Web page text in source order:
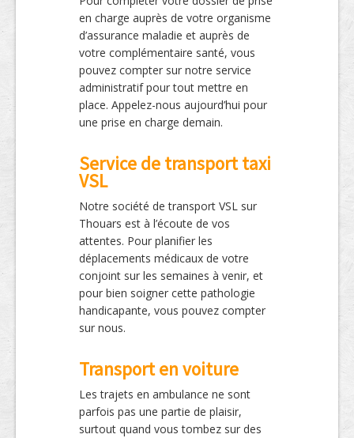
en charge auprès de votre organisme
d’assurance maladie et auprès de
votre complémentaire santé, vous
pouvez compter sur notre service
administratif pour tout mettre en
place. Appelez-nous aujourd’hui pour
une prise en charge demain.
Service de transport taxi
VSL
Notre société de transport VSL sur
Thouars est à l’écoute de vos
attentes. Pour planifier les
déplacements médicaux de votre
conjoint sur les semaines à venir, et
pour bien soigner cette pathologie
handicapante, vous pouvez compter
sur nous.
Transport en voiture
Les trajets en ambulance ne sont
parfois pas une partie de plaisir,
surtout quand vous tombez sur des